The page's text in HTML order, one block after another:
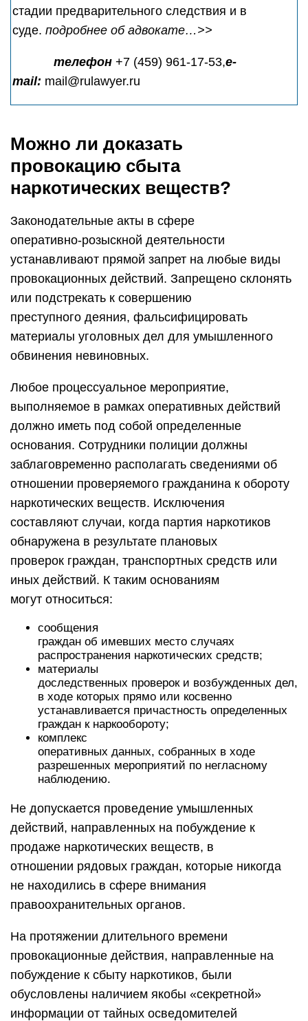
стадии предварительного следствия и в
суде. подробнее об адвокате… >>
телефон +7 (459) 961-17-53,e-
mail: mail@rulawyer.ru
Можно ли доказать
провокацию сбыта
наркотических веществ?
Законодательные акты в сфере
оперативно-розыскной деятельности
устанавливают прямой запрет на любые виды
провокационных действий. Запрещено склонять
или подстрекать к совершению
преступного деяния, фальсифицировать
материалы уголовных дел для умышленного
обвинения невиновных.
Любое процессуальное мероприятие,
выполняемое в рамках оперативных действий
должно иметь под собой определенные
основания. Сотрудники полиции должны
заблаговременно располагать сведениями об
отношении проверяемого гражданина к обороту
наркотических веществ. Исключения
составляют случаи, когда партия наркотиков
обнаружена в результате плановых
проверок граждан, транспортных средств или
иных действий. К таким основаниям
могут относиться:
сообщения
граждан об имевших место случаях
распространения наркотических средств;
материалы
доследственных проверок и возбужденных дел,
в ходе которых прямо или косвенно
устанавливается причастность определенных
граждан к наркообороту;
комплекс
оперативных данных, собранных в ходе
разрешенных мероприятий по негласному
наблюдению.
Не допускается проведение умышленных
действий, направленных на побуждение к
продаже наркотических веществ, в
отношении рядовых граждан, которые никогда
не находились в сфере внимания
правоохранительных органов.
На протяжении длительного времени
провокационные действия, направленные на
побуждение к сбыту наркотиков, были
обусловлены наличием якобы «секретной»
информации от тайных осведомителей